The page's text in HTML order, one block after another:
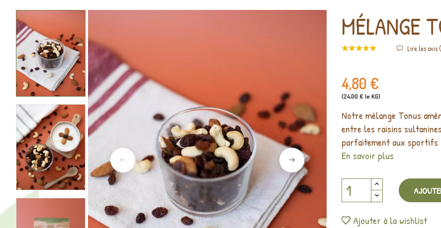
MÉLANGE
Lire les avis (
4,80 €
(24,00 € le KG)
Notre mélange Tonus
entre les raisins
parfaitement aux
En savoir plus
Ajouter à la wishlist